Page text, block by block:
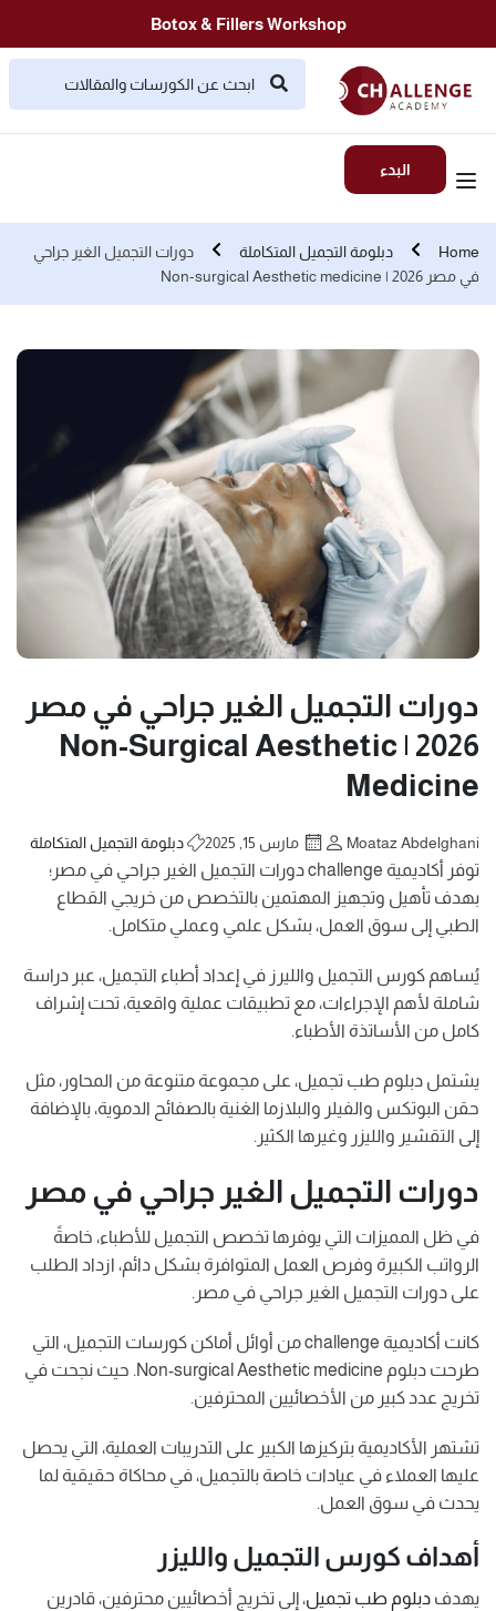
Botox & Fillers Workshop
البدء
Home دبلومة التجميل المتكاملة
دورات التجميل الغير جراحي
في مصر 2026 | Non-surgical Aesthetic medicine
دورات التجميل الغير جراحي في مصر
2026 | Non-Surgical Aesthetic
Medicine
Moataz Abdelghani مارس 15, 2025 دبلومة التجميل المتكاملة
توفر أكاديمية challenge دورات التجميل الغير جراحي في مصر؛
بهدف تأهيل وتجهيز المهتمين بالتخصص من خريجي القطاع
الطبي إلى سوق العمل، بشكل علمي وعملي متكامل.
يُساهم كورس التجميل والليرز في إعداد أطباء التجميل، عبر دراسة
شاملة لأهم الإجراءات، مع تطبيقات عملية واقعية، تحت إشراف
كامل من الأساتذة الأطباء.
يشتمل دبلوم طب تجميل، على مجموعة متنوعة من المحاور، مثل
حقن البوتكس والفيلر والبلازما الغنية بالصفائح الدموية، بالإضافة
إلى التقشير والليزر وغيرها الكثير.
دورات التجميل الغير جراحي في مصر
في ظل المميزات التي يوفرها تخصص التجميل للأطباء، خاصةً
الرواتب الكبيرة وفرص العمل المتوافرة بشكل دائم، ازداد الطلب
على دورات التجميل الغير جراحي في مصر.
كانت أكاديمية challenge من أوائل أماكن كورسات التجميل، التي
طرحت دبلوم Non-surgical Aesthetic medicine. حيث نجحت في
تخريج عدد كبير من الأخصائيين المحترفين.
تشتهر الأكاديمية بتركيزها الكبير على التدريبات العملية، التي يحصل
عليها العملاء في عيادات خاصة بالتجميل، في محاكاة حقيقية لما
يحدث في سوق العمل.
أهداف كورس التجميل والليزر
يهدف دبلوم طب تجميل، إلى تخريج أخصائيين محترفين، قادرين